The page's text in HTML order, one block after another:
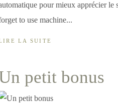
pour mieux apprécier le
to use machine...
LA SUITE
petit bonus